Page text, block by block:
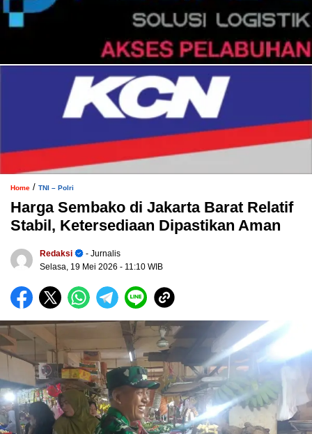
Home / TNI – Polri
Harga Sembako di Jakarta Barat Relatif
Stabil, Ketersediaan Dipastikan Aman
Redaksi
- Jurnalis
Selasa, 19 Mei 2026 - 11:10 WIB